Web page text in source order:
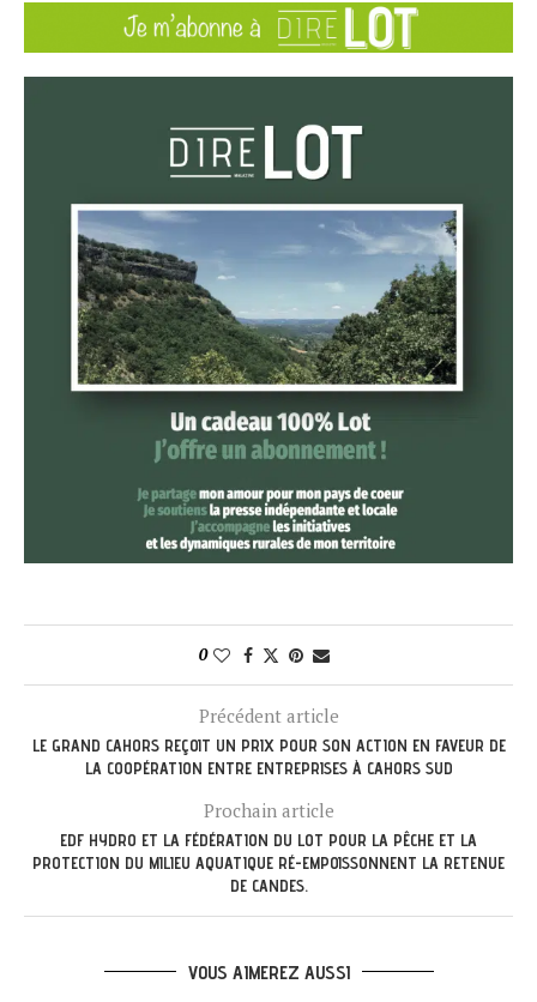
0
Précédent article
LE GRAND CAHORS REÇOIT UN PRIX POUR SON ACTION EN FAVEUR DE
LA COOPÉRATION ENTRE ENTREPRISES À CAHORS SUD
Prochain article
EDF HYDRO ET LA FÉDÉRATION DU LOT POUR LA PÊCHE ET LA
PROTECTION DU MILIEU AQUATIQUE RÉ-EMPOISSONNENT LA RETENUE
DE CANDES.
VOUS AIMEREZ AUSSI